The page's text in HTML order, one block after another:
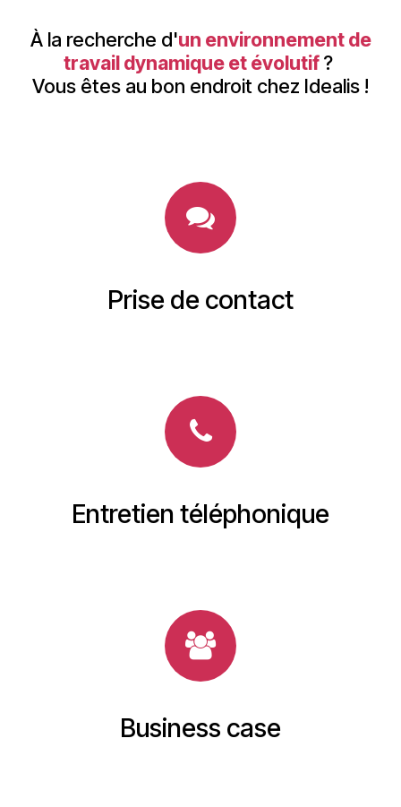
À la recherche d'un environnement de
travail dynamique et évolutif?
Vous êtes au bon endroit chez Idealis !
Prise de contact
Entretien téléphonique
Business case